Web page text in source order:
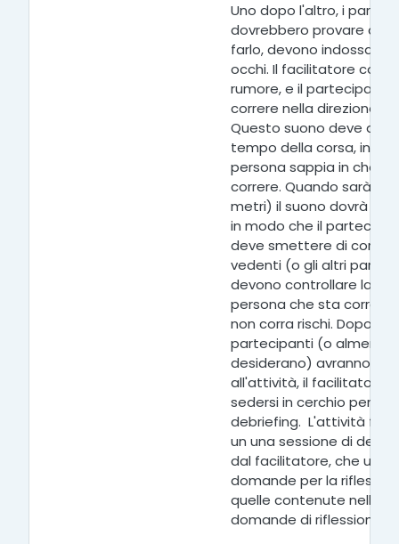
Uno dopo l'altro, i
dovrebbero provare a
farlo, devono indossare
occhi. Il facilitatore con
rumore, e il
correre nella direzione
Questo suono deve
tempo della corsa, in
persona sappia in che
correre. Quando sarà
metri) il suono dovrà
in modo che il
deve smettere di
vedenti (o gli altri
devono controllare la
persona che sta
non corra rischi. Dopo
partecipanti (o almeno
desiderano) avranno
all'attività, il facilitatore
sedersi in cerchio per un
debriefing. L'attività
un una sessione di
dal facilitatore, che usa
domande per la
quelle contenute nella
domande di riflessione e